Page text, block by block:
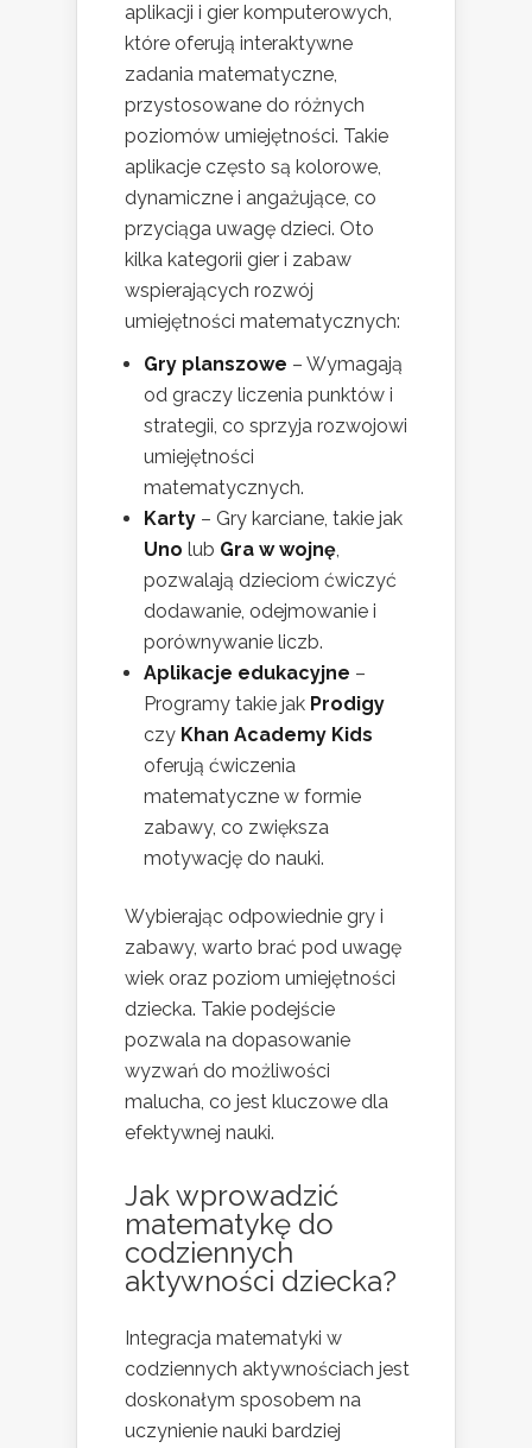
aplikacji i gier komputerowych,
które oferują interaktywne
zadania matematyczne,
przystosowane do różnych
poziomów umiejętności. Takie
aplikacje często są kolorowe,
dynamiczne i angażujące, co
przyciąga uwagę dzieci. Oto
kilka kategorii gier i zabaw
wspierających rozwój
umiejętności matematycznych:
Gry planszowe – Wymagają
od graczy liczenia punktów i
strategii, co sprzyja rozwojowi
umiejętności
matematycznych.
Karty – Gry karciane, takie jak
Uno lub Gra w wojnę,
pozwalają dzieciom ćwiczyć
dodawanie, odejmowanie i
porównywanie liczb.
Aplikacje edukacyjne –
Programy takie jak Prodigy
czy Khan Academy Kids
oferują ćwiczenia
matematyczne w formie
zabawy, co zwiększa
motywację do nauki.
Wybierając odpowiednie gry i
zabawy, warto brać pod uwagę
wiek oraz poziom umiejętności
dziecka. Takie podejście
pozwala na dopasowanie
wyzwań do możliwości
malucha, co jest kluczowe dla
efektywnej nauki.
Jak wprowadzić
matematykę do
codziennych
aktywności dziecka?
Integracja matematyki w
codziennych aktywnościach jest
doskonałym sposobem na
uczynienie nauki bardziej